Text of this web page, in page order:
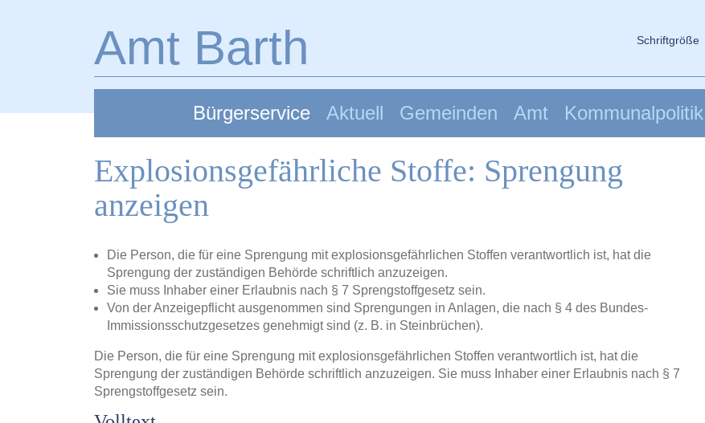
Amt Barth Schriftgröße
Bürgerservice Aktuell Gemeinden Amt Kommunalpolitik
Explosionsgefährliche Stoffe: Sprengung
anzeigen
Die Person, die für eine Sprengung mit explosionsgefährlichen Stoffen verantwortlich ist, hat die
Sprengung der zuständigen Behörde schriftlich anzuzeigen.
Sie muss Inhaber einer Erlaubnis nach § 7 Sprengstoffgesetz sein.
Von der Anzeigepflicht ausgenommen sind Sprengungen in Anlagen, die nach § 4 des Bundes-
Immissionsschutzgesetzes genehmigt sind (z. B. in Steinbrüchen).
Die Person, die für eine Sprengung mit explosionsgefährlichen Stoffen verantwortlich ist, hat die
Sprengung der zuständigen Behörde schriftlich anzuzeigen. Sie muss Inhaber einer Erlaubnis nach § 7
Sprengstoffgesetz sein.